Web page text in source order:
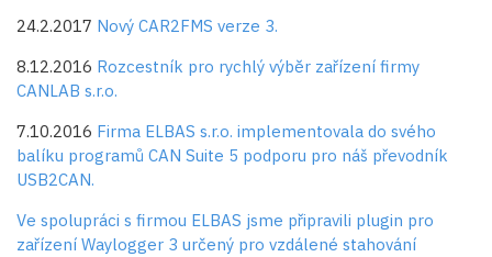
24.2.2017 Nový CAR2FMS verze 3.
8.12.2016 Rozcestník pro rychlý výběr zařízení firmy
CANLAB s.r.o.
7.10.2016 Firma ELBAS s.r.o. implementovala do svého
balíku programů CAN Suite 5 podporu pro náš převodník
USB2CAN.
Ve spolupráci s firmou ELBAS jsme připravili plugin pro
zařízení Waylogger 3 určený pro vzdálené stahování